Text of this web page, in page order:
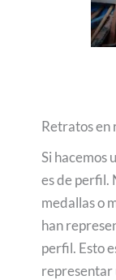
Retratos en
Si hacemos
es de perfil.
medallas o
han
perfil. Esto
representar